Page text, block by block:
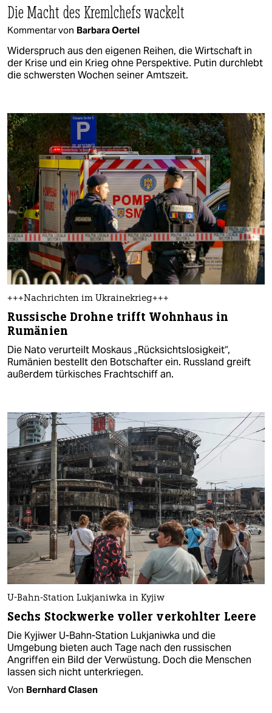
Die Macht des Kremlchefs wackelt
Kommentar von Barbara Oertel
Widerspruch aus den eigenen Reihen, die Wirtschaft in
der Krise und ein Krieg ohne Perspektive. Putin durchlebt
die schwersten Wochen seiner Amtszeit.
+++Nachrichten im Ukrainekrieg+++
Russische Drohne trifft Wohnhaus in
Rumänien
Die Nato verurteilt Moskaus „Rücksichtslosigkeit“,
Rumänien bestellt den Botschafter ein. Russland greift
außerdem türkisches Frachtschiff an.
U-Bahn-Station Lukjaniwka in Kyjiw
Sechs Stockwerke voller verkohlter Leere
Die Kyjiwer U-Bahn-Station Lukjaniwka und die
Umgebung bieten auch Tage nach den russischen
Angriffen ein Bild der Verwüstung. Doch die Menschen
lassen sich nicht unterkriegen.
Von Bernhard Clasen